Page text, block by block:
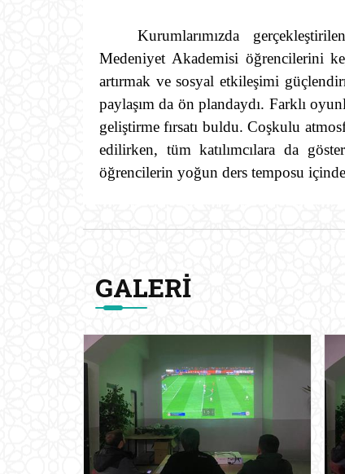
Kurumlarımızda
Medeniyet Akademisi öğrencilerini
artırmak ve sosyal etkileşimi
paylaşım da ön plandaydı. Farklı
geliştirme fırsatı buldu. Coşkulu
edilirken, tüm katılımcılara da
öğrencilerin yoğun ders temposu
GALERI